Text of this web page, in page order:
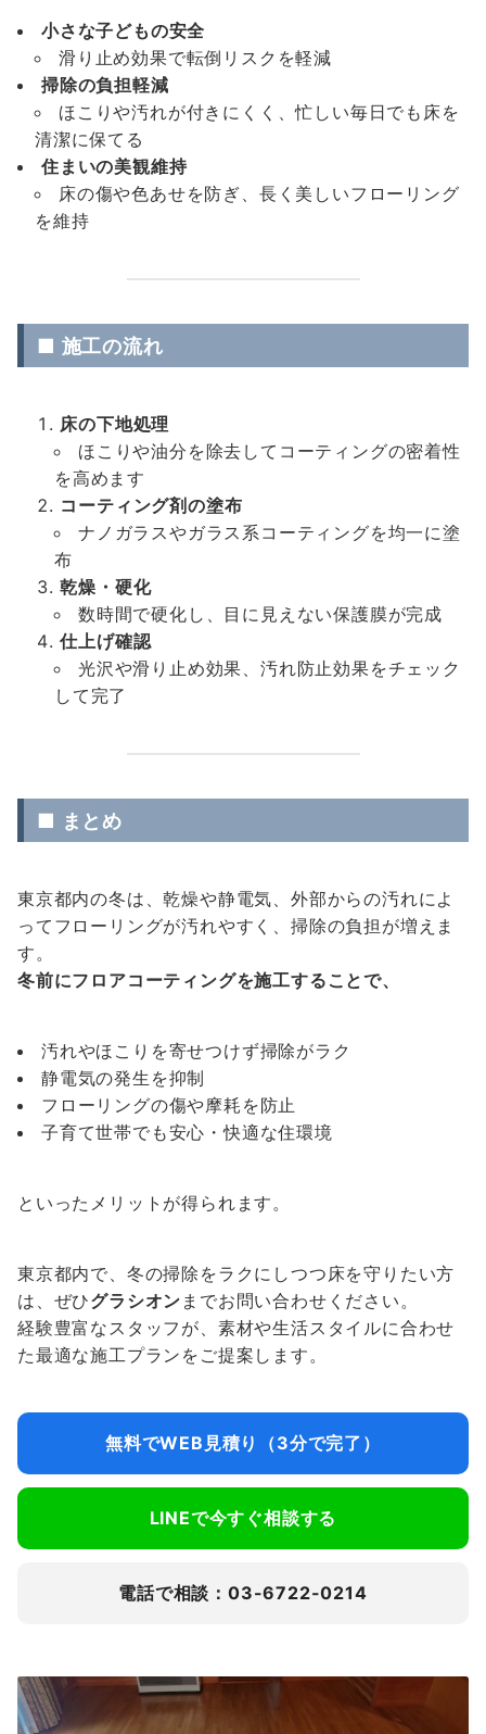
小さな子どもの安全
滑り止め効果で転倒リスクを軽減
掃除の負担軽減
ほこりや汚れが付きにくく、忙しい毎日でも床を
清潔に保てる
住まいの美観維持
床の傷や色あせを防ぎ、長く美しいフローリング
を維持
■ 施工の流れ
床の下地処理
ほこりや油分を除去してコーティングの密着性
を高めます
コーティング剤の塗布
ナノガラスやガラス系コーティングを均一に塗
布
乾燥・硬化
数時間で硬化し、目に見えない保護膜が完成
仕上げ確認
光沢や滑り止め効果、汚れ防止効果をチェック
して完了
■ まとめ
東京都内の冬は、乾燥や静電気、外部からの汚れによ
ってフローリングが汚れやすく、掃除の負担が増えま
す。
冬前にフロアコーティングを施工することで、
汚れやほこりを寄せつけず掃除がラク
静電気の発生を抑制
フローリングの傷や摩耗を防止
子育て世帯でも安心・快適な住環境
といったメリットが得られます。
東京都内で、冬の掃除をラクにしつつ床を守りたい方
は、ぜひグラシオン までお問い合わせください。
経験豊富なスタッフが、素材や生活スタイルに合わせ
た最適な施工プランをご提案します。
無料でWEB見積り（3分で完了）
LINEで今すぐ相談する
電話で相談：03-6722-0214